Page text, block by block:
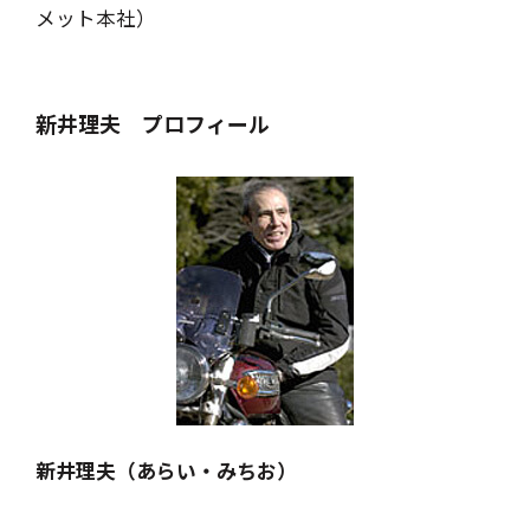
メット本社）
新井理夫 プロフィール
新井理夫（あらい・みちお）